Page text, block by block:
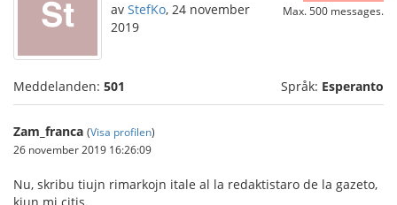
Max. 500 messages.
av StefKo, 24 november
2019
Meddelanden: 501 Språk: Esperanto
Zam_franca (Visa profilen)
26 november 2019 16:26:09
Nu, skribu tiujn rimarkojn itale al la redaktistaro de la gazeto,